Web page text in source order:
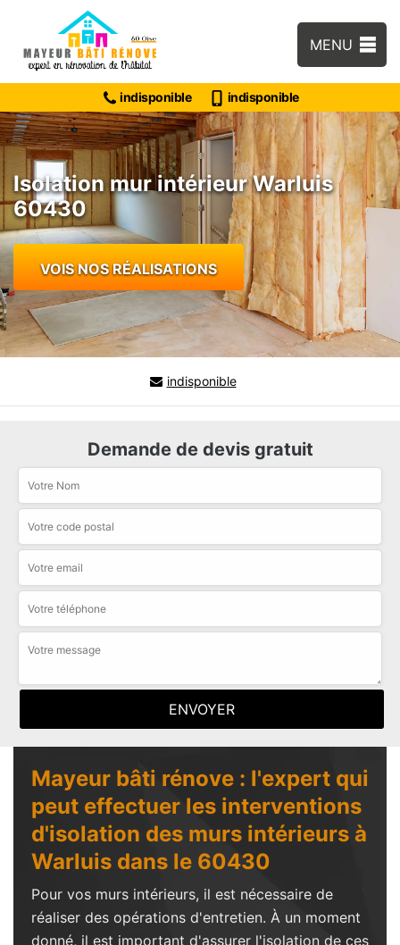
MENU
indisponible indisponible
Isolation mur intérieur Warluis
60430
VOIS NOS RÉALISATIONS
indisponible
Demande de devis gratuit
Mayeur bâti rénove : l'expert qui
peut effectuer les interventions
d'isolation des murs intérieurs à
Warluis dans le 60430
Pour vos murs intérieurs, il est nécessaire de
réaliser des opérations d'entretien. À un moment
donné, il est important d'assurer l'isolation de ces